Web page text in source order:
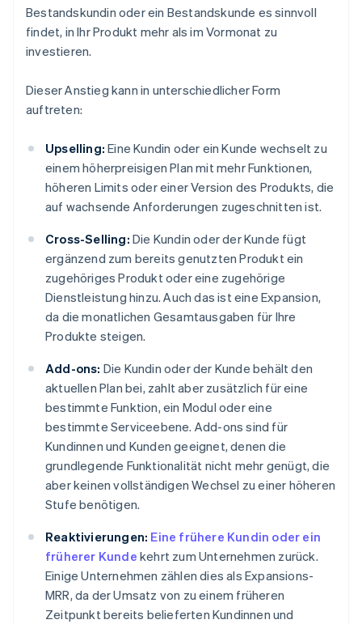
Bestandskundin oder ein Bestandskunde es sinnvoll
findet, in Ihr Produkt mehr als im Vormonat zu
investieren.
Dieser Anstieg kann in unterschiedlicher Form
auftreten:
Upselling: Eine Kundin oder ein Kunde wechselt zu
einem höherpreisigen Plan mit mehr Funktionen,
höheren Limits oder einer Version des Produkts, die
auf wachsende Anforderungen zugeschnitten ist.
Cross-Selling: Die Kundin oder der Kunde fügt
ergänzend zum bereits genutzten Produkt ein
zugehöriges Produkt oder eine zugehörige
Dienstleistung hinzu. Auch das ist eine Expansion,
da die monatlichen Gesamtausgaben für Ihre
Produkte steigen.
Add-ons: Die Kundin oder der Kunde behält den
aktuellen Plan bei, zahlt aber zusätzlich für eine
bestimmte Funktion, ein Modul oder eine
bestimmte Serviceebene. Add-ons sind für
Kundinnen und Kunden geeignet, denen die
grundlegende Funktionalität nicht mehr genügt, die
aber keinen vollständigen Wechsel zu einer höheren
Stufe benötigen.
Reaktivierungen: Eine frühere Kundin oder ein
früherer Kunde kehrt zum Unternehmen zurück.
Einige Unternehmen zählen dies als Expansions-
MRR, da der Umsatz von zu einem früheren
Zeitpunkt bereits belieferten Kundinnen und